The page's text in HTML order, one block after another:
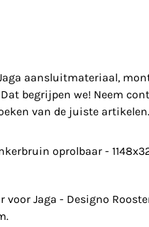
aansluitmateriaal,
begrijpen we! Neem
van de juiste artikelen.
oprolbaar -
voor Jaga - Designo